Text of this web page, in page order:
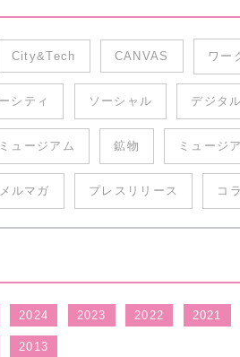
City&Tech CANVAS ワー
シティ ソーシャル デジタ
ュージアム 鉱物 ミュージ
メルマガ プレスリリース コ
2024 2023 2022 2021
2013